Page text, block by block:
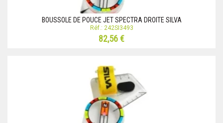
BOUSSOLE DE POUCE JET SPECTRA DROITE SILVA
Réf.: 242SI3493
82,56 €